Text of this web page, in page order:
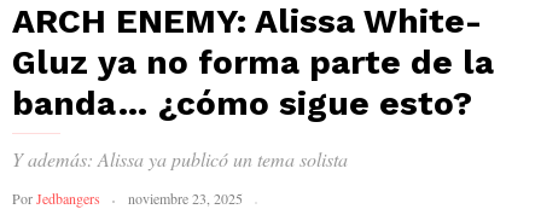
ARCH ENEMY: Alissa White-
Gluz ya no forma parte de la
banda… ¿cómo sigue esto?
Y además: Alissa ya publicó un tema solista
PorJedbangers noviembre 23, 2025